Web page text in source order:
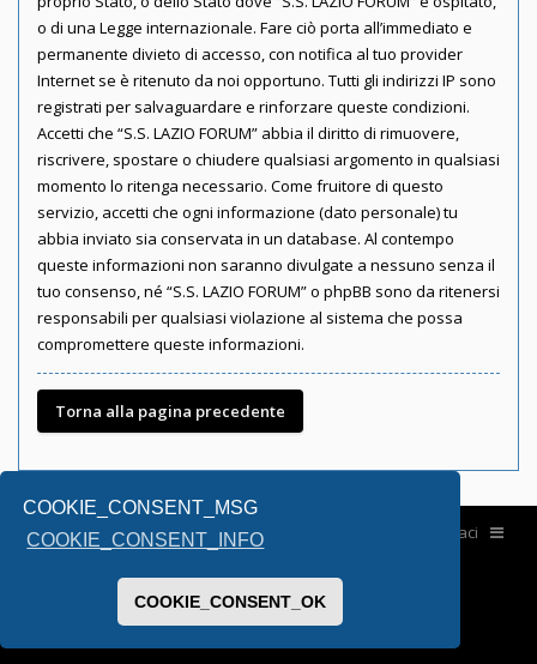
COOKIE_CONSENT_MSG
COOKIE_CONSENT_INFO
COOKIE_CONSENT_OK
o di una Legge internazionale. Fare ciò porta all’immediato e
permanente divieto di accesso, con notifica al tuo provider
Internet se è ritenuto da noi opportuno. Tutti gli indirizzi IP sono
registrati per salvaguardare e rinforzare queste condizioni.
Accetti che “S.S. LAZIO FORUM” abbia il diritto di rimuovere,
riscrivere, spostare o chiudere qualsiasi argomento in qualsiasi
momento lo ritenga necessario. Come fruitore di questo
servizio, accetti che ogni informazione (dato personale) tu
abbia inviato sia conservata in un database. Al contempo
queste informazioni non saranno divulgate a nessuno senza il
tuo consenso, né “S.S. LAZIO FORUM” o phpBB sono da ritenersi
responsabili per qualsiasi violazione al sistema che possa
compromettere queste informazioni.
Torna alla pagina precedente
Home Contattaci